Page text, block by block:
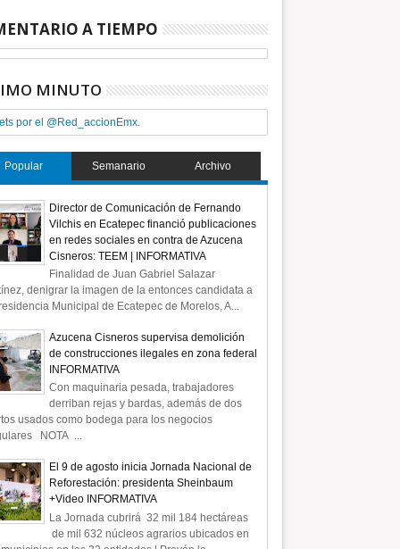
A TIEMPO
MINUTO
por el @Red_accionEmx.
Popular Semanario Archivo
Director de Comunicación de Fernando
Vilchis en Ecatepec financió publicaciones
en redes sociales en contra de Azucena
Cisneros: TEEM | INFORMATIVA
Finalidad de Juan Gabriel Salazar
denigrar la imagen de la entonces candidata a
Municipal de Ecatepec de Morelos, A...
Azucena Cisneros supervisa demolición
de construcciones ilegales en zona federal
INFORMATIVA
Con maquinaria pesada, trabajadores
derriban rejas y bardas, además de dos
usados como bodega para los negocios
NOTA ...
El 9 de agosto inicia Jornada Nacional de
Reforestación: presidenta Sheinbaum
+Video INFORMATIVA
La Jornada cubrirá 32 mil 184 hectáreas
de mil 632 núcleos agrarios ubicados en